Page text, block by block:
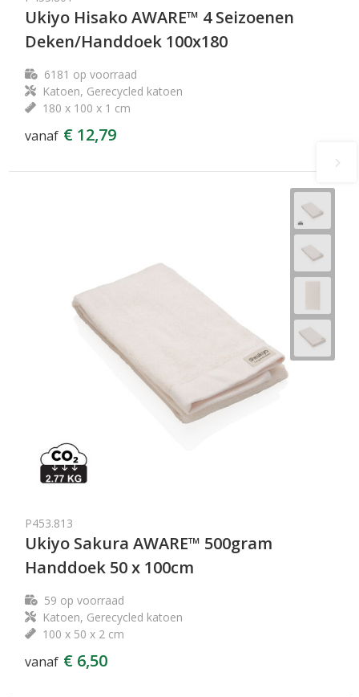
Ukiyo Hisako AWARE™ 4 Seizoenen
Deken/Handdoek 100x180
6181 op voorraad
Katoen, Gerecycled katoen
180 x 100 x 1 cm
vanaf € 12,79
P453.813
Ukiyo Sakura AWARE™ 500gram
Handdoek 50 x 100cm
59 op voorraad
Katoen, Gerecycled katoen
100 x 50 x 2 cm
vanaf € 6,50